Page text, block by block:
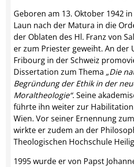
Geboren am 13. Oktober 1942
Laun nach der Matura in die
der Oblaten des Hl. Franz von
er zum Priester geweiht. An der
Fribourg in der Schweiz
Dissertation zum Thema „Die
Begründung der Ethik in der
Moraltheologie“. Seine
führte ihn weiter zur
Wien. Vor seiner Ernennung
wirkte er zudem an der
Theologischen Hochschule
1995 wurde er von Papst